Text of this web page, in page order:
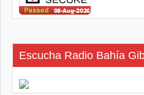
Escucha Radio Bahía